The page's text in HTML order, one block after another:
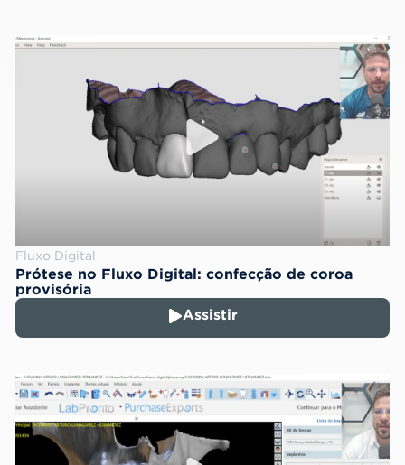
Fluxo Digital
Prótese no Fluxo Digital: confecção de coroa
provisória
Assistir